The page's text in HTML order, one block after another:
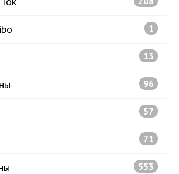
1
13
96
57
71
553